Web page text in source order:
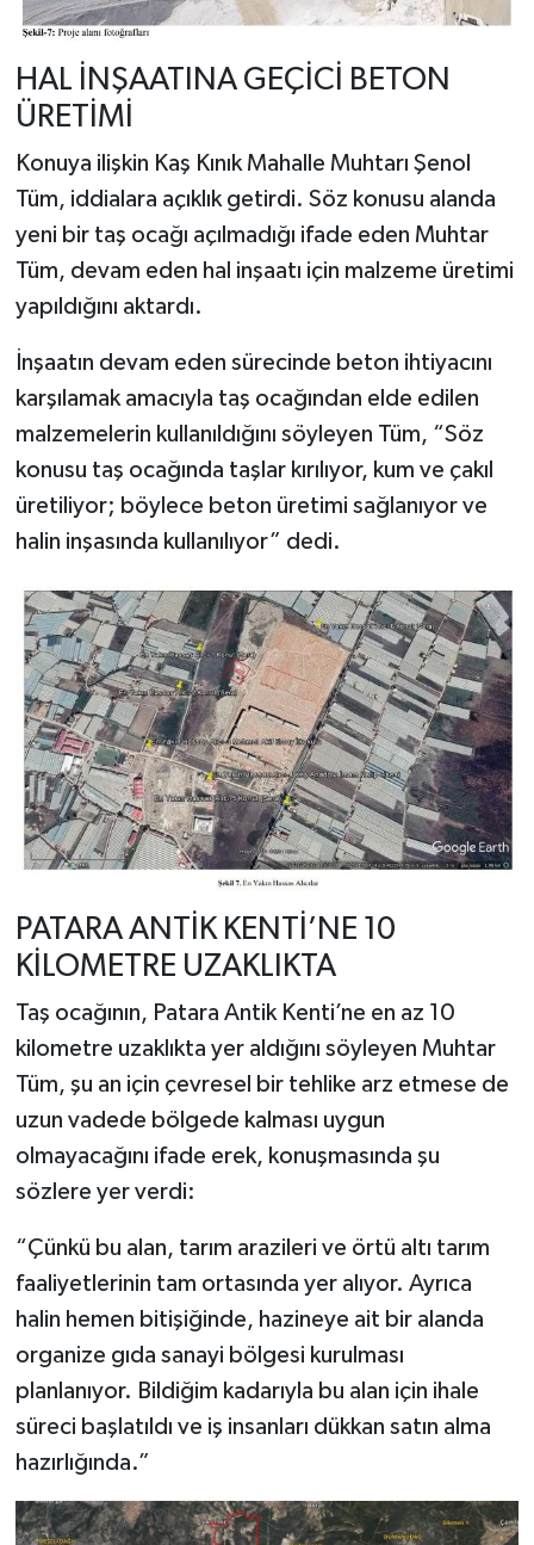
HAL İNŞAATINA GEÇİCİ BETON
ÜRETİMİ
Konuya ilişkin Kaş Kınık Mahalle Muhtarı Şenol
Tüm, iddialara açıklık getirdi. Söz konusu alanda
yeni bir taş ocağı açılmadığı ifade eden Muhtar
Tüm, devam eden hal inşaatı için malzeme üretimi
yapıldığını aktardı.
İnşaatın devam eden sürecinde beton ihtiyacını
karşılamak amacıyla taş ocağından elde edilen
malzemelerin kullanıldığını söyleyen Tüm, “Söz
konusu taş ocağında taşlar kırılıyor, kum ve çakıl
üretiliyor; böylece beton üretimi sağlanıyor ve
halin inşasında kullanılıyor” dedi.
PATARA ANTİK KENTİ’NE 10
KİLOMETRE UZAKLIKTA
Taş ocağının, Patara Antik Kenti’ne en az 10
kilometre uzaklıkta yer aldığını söyleyen Muhtar
Tüm, şu an için çevresel bir tehlike arz etmese de
uzun vadede bölgede kalması uygun
olmayacağını ifade erek, konuşmasında şu
sözlere yer verdi:
“Çünkü bu alan, tarım arazileri ve örtü altı tarım
faaliyetlerinin tam ortasında yer alıyor. Ayrıca
halin hemen bitişiğinde, hazineye ait bir alanda
organize gıda sanayi bölgesi kurulması
planlanıyor. Bildiğim kadarıyla bu alan için ihale
süreci başlatıldı ve iş insanları dükkan satın alma
hazırlığında.”